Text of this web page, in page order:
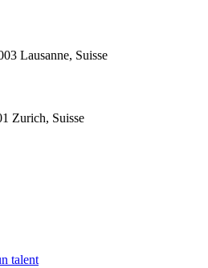
Lausanne, Suisse
Zurich, Suisse
talent